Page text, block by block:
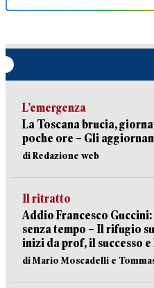
L’emergenza
La Toscana brucia,
poche ore – Gli
di Redazione web
Il ritratto
Addio Francesco
senza tempo – Il rifugio
inizi da prof, il successo e
di Mario Moscadelli e